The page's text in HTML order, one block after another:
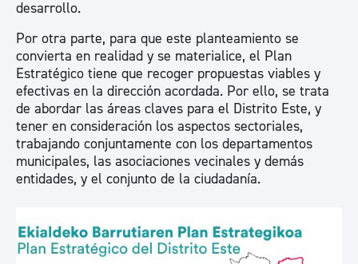
desarrollo.
Por otra parte, para que este planteamiento se
convierta en realidad y se materialice, el Plan
Estratégico tiene que recoger propuestas viables y
efectivas en la dirección acordada. Por ello, se trata
de abordar las áreas claves para el Distrito Este, y
tener en consideración los aspectos sectoriales,
trabajando conjuntamente con los departamentos
municipales, las asociaciones vecinales y demás
entidades, y el conjunto de la ciudadanía.